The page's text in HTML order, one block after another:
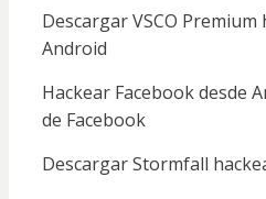
Descargar VSCO Premium
Android
Hackear Facebook desde
de Facebook
Descargar Stormfall